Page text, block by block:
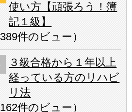
使い方【頑張ろう！簿
記１級】
389件のビュー ）
３級合格から１年以上
経っている方のリハビ
リ法
162件のビュー ）